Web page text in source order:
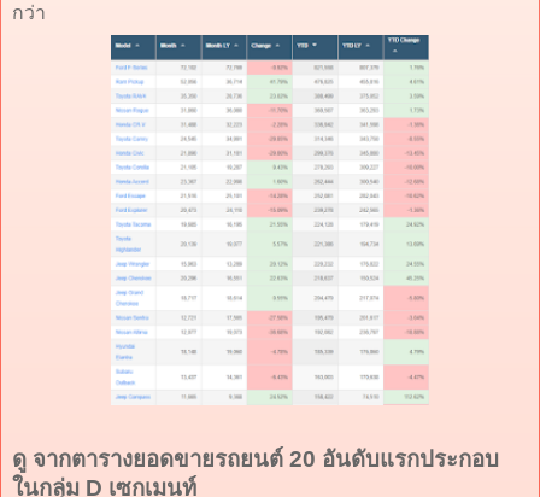
กว่า
ดู จากตารางยอดขายรถยนต์ 20 อันดับแรกประกอบ
ในกลุ่ม D เซกเมนท์